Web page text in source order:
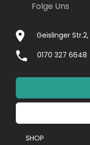
Folge Uns
Geislinger
0170 327 6648
SHOP